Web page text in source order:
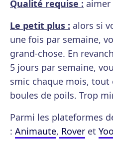
Qualité requise : aimer
Le petit plus : alors si
une fois par semaine,
grand-chose. En
5 jours par semaine,
smic chaque mois,
boules de poils. Trop
Parmi les plateformes
: Animaute, Rover et